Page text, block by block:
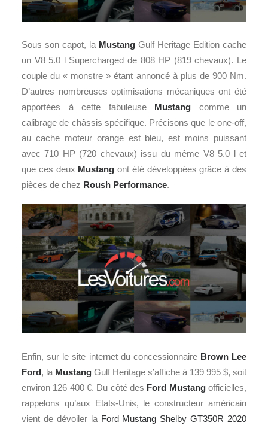
Sous son capot, la Mustang Gulf Heritage Edition cache
un V8 5.0 l Supercharged de 808 HP (819 chevaux). Le
couple du « monstre » étant annoncé à plus de 900 Nm.
D’autres nombreuses optimisations mécaniques ont été
apportées à cette fabuleuse Mustang comme un
calibrage de châssis spécifique. Précisons que le one-off,
au cache moteur orange est bleu, est moins puissant
avec 710 HP (720 chevaux) issu du même V8 5.0 l et
que ces deux Mustang ont été développées grâce à des
pièces de chez Roush Performance.
Enfin, sur le site internet du concessionnaire Brown Lee
Ford, la Mustang Gulf Heritage s’affiche à 139 995 $, soit
environ 126 400 €. Du côté des Ford Mustangofficielles,
rappelons qu’aux Etats-Unis, le constructeur américain
vient de dévoiler la Ford Mustang Shelby GT350R 2020